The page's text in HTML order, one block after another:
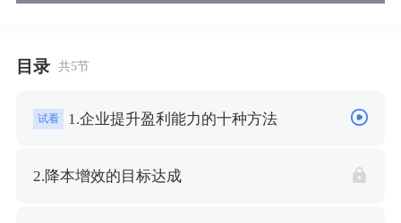
目录 共5节
试看 1.企业提升盈利能力的十种方法
2.降本增效的目标达成